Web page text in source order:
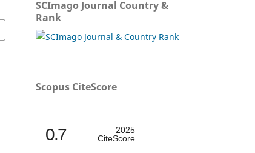
SCImago Journal Country &
Rank
Scopus CiteScore
0.7
2025
CiteScore